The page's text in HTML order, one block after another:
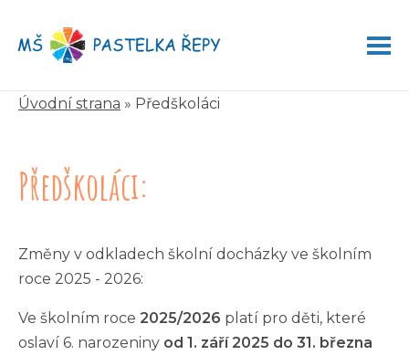
Úvodní strana » Předškoláci
Předškoláci:
Změny v odkladech školní docházky ve školním
roce 2025 - 2026:
Ve školním roce 2025/2026 platí pro děti, které
oslaví 6. narozeniny od 1. září 2025 do 31. března